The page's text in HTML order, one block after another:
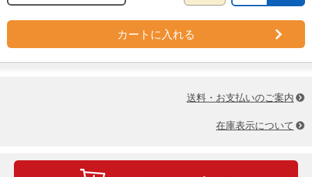
カートに入れる
送料・お支払いのご案内
在庫表示について